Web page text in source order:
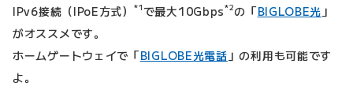
IPv6接続（IPoE方式）
*1 で最大10Gbps*2の「BIGLOBE光 」
がオススメです。
ホームゲートウェイで「BIGLOBE光電話 」の利用も可能です
よ。